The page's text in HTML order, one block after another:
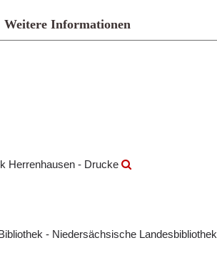
Weitere Informationen
Herrenhausen - Drucke
- Niedersächsische Landesbibliothek